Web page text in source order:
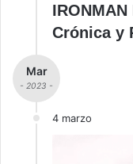
Crónica y
Mar
- 2023 -
4 marzo